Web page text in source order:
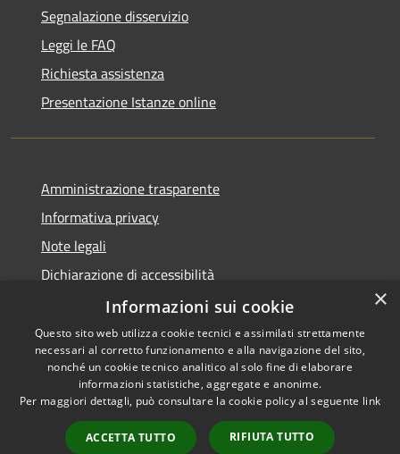
Segnalazione disservizio
Leggi le FAQ
Richiesta assistenza
Presentazione Istanze online
Amministrazione trasparente
Informativa privacy
Note legali
Dichiarazione di accessibilità
Accessibilità
Privacy
Copyright © 2026 • Comune di
Caltanissetta • Powered by
Municipium•Accesso
redazione
×
Informazioni sui cookie
Questo sito web utilizza cookie tecnici e assimilati strettamente
necessari al corretto funzionamento e alla navigazione del sito,
nonché un cookie tecnico analitico al solo fine di elaborare
informazioni statistiche, aggregate e anonime.
Per maggiori dettagli, può consultare la cookie policy al seguente link
ACCETTA TUTTO RIFIUTA TUTTO